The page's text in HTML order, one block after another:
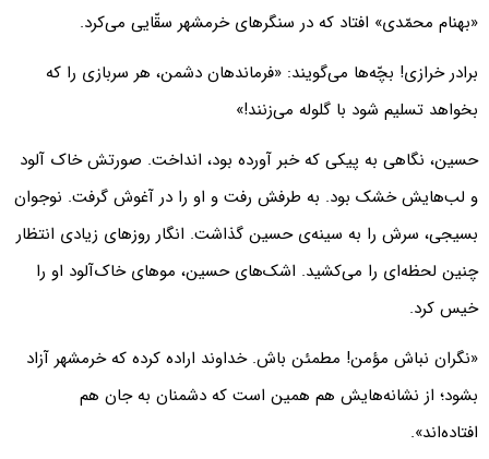
«بهنام محمّدی» افتاد که در سنگرهای خرمشهر سقّایی می‌کرد.
برادر خرازی! بچّه‌ها می‌گویند: «فرماندهان دشمن، هر سربازی را که
بخواهد تسلیم شود با گلوله می‌زنند!»
حسین، نگاهی به پیکی که خبر آورده بود، انداخت. صورتش خاک آلود
و لب‌هایش خشک بود. به طرفش رفت و او را در آغوش گرفت. نوجوان
بسیجی، سرش را به سینه‌ی حسین گذاشت. انگار روزهای زیادی انتظار
چنین لحظه‌ای را می‌کشید. اشک‌های حسین، موهای خاک‌آلود او را
خیس کرد.
«نگران نباش مؤمن! مطمئن باش. خداوند اراده کرده که خرمشهر آزاد
بشود؛ از نشانه‌هایش هم همین است که دشمنان به جان هم
افتاده‌اند».